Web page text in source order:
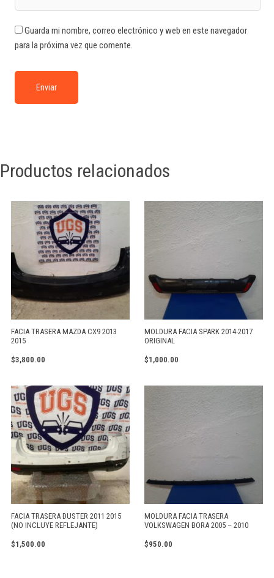
Guarda mi nombre, correo electrónico y web en este navegador
para la próxima vez que comente.
Productos relacionados
FACIA TRASERA MAZDA CX9 2013
2015
$3,800.00
MOLDURA FACIA SPARK 2014-2017
ORIGINAL
$1,000.00
FACIA TRASERA DUSTER 2011 2015
(NO INCLUYE REFLEJANTE)
$1,500.00
MOLDURA FACIA TRASERA
VOLKSWAGEN BORA 2005 – 2010
$950.00